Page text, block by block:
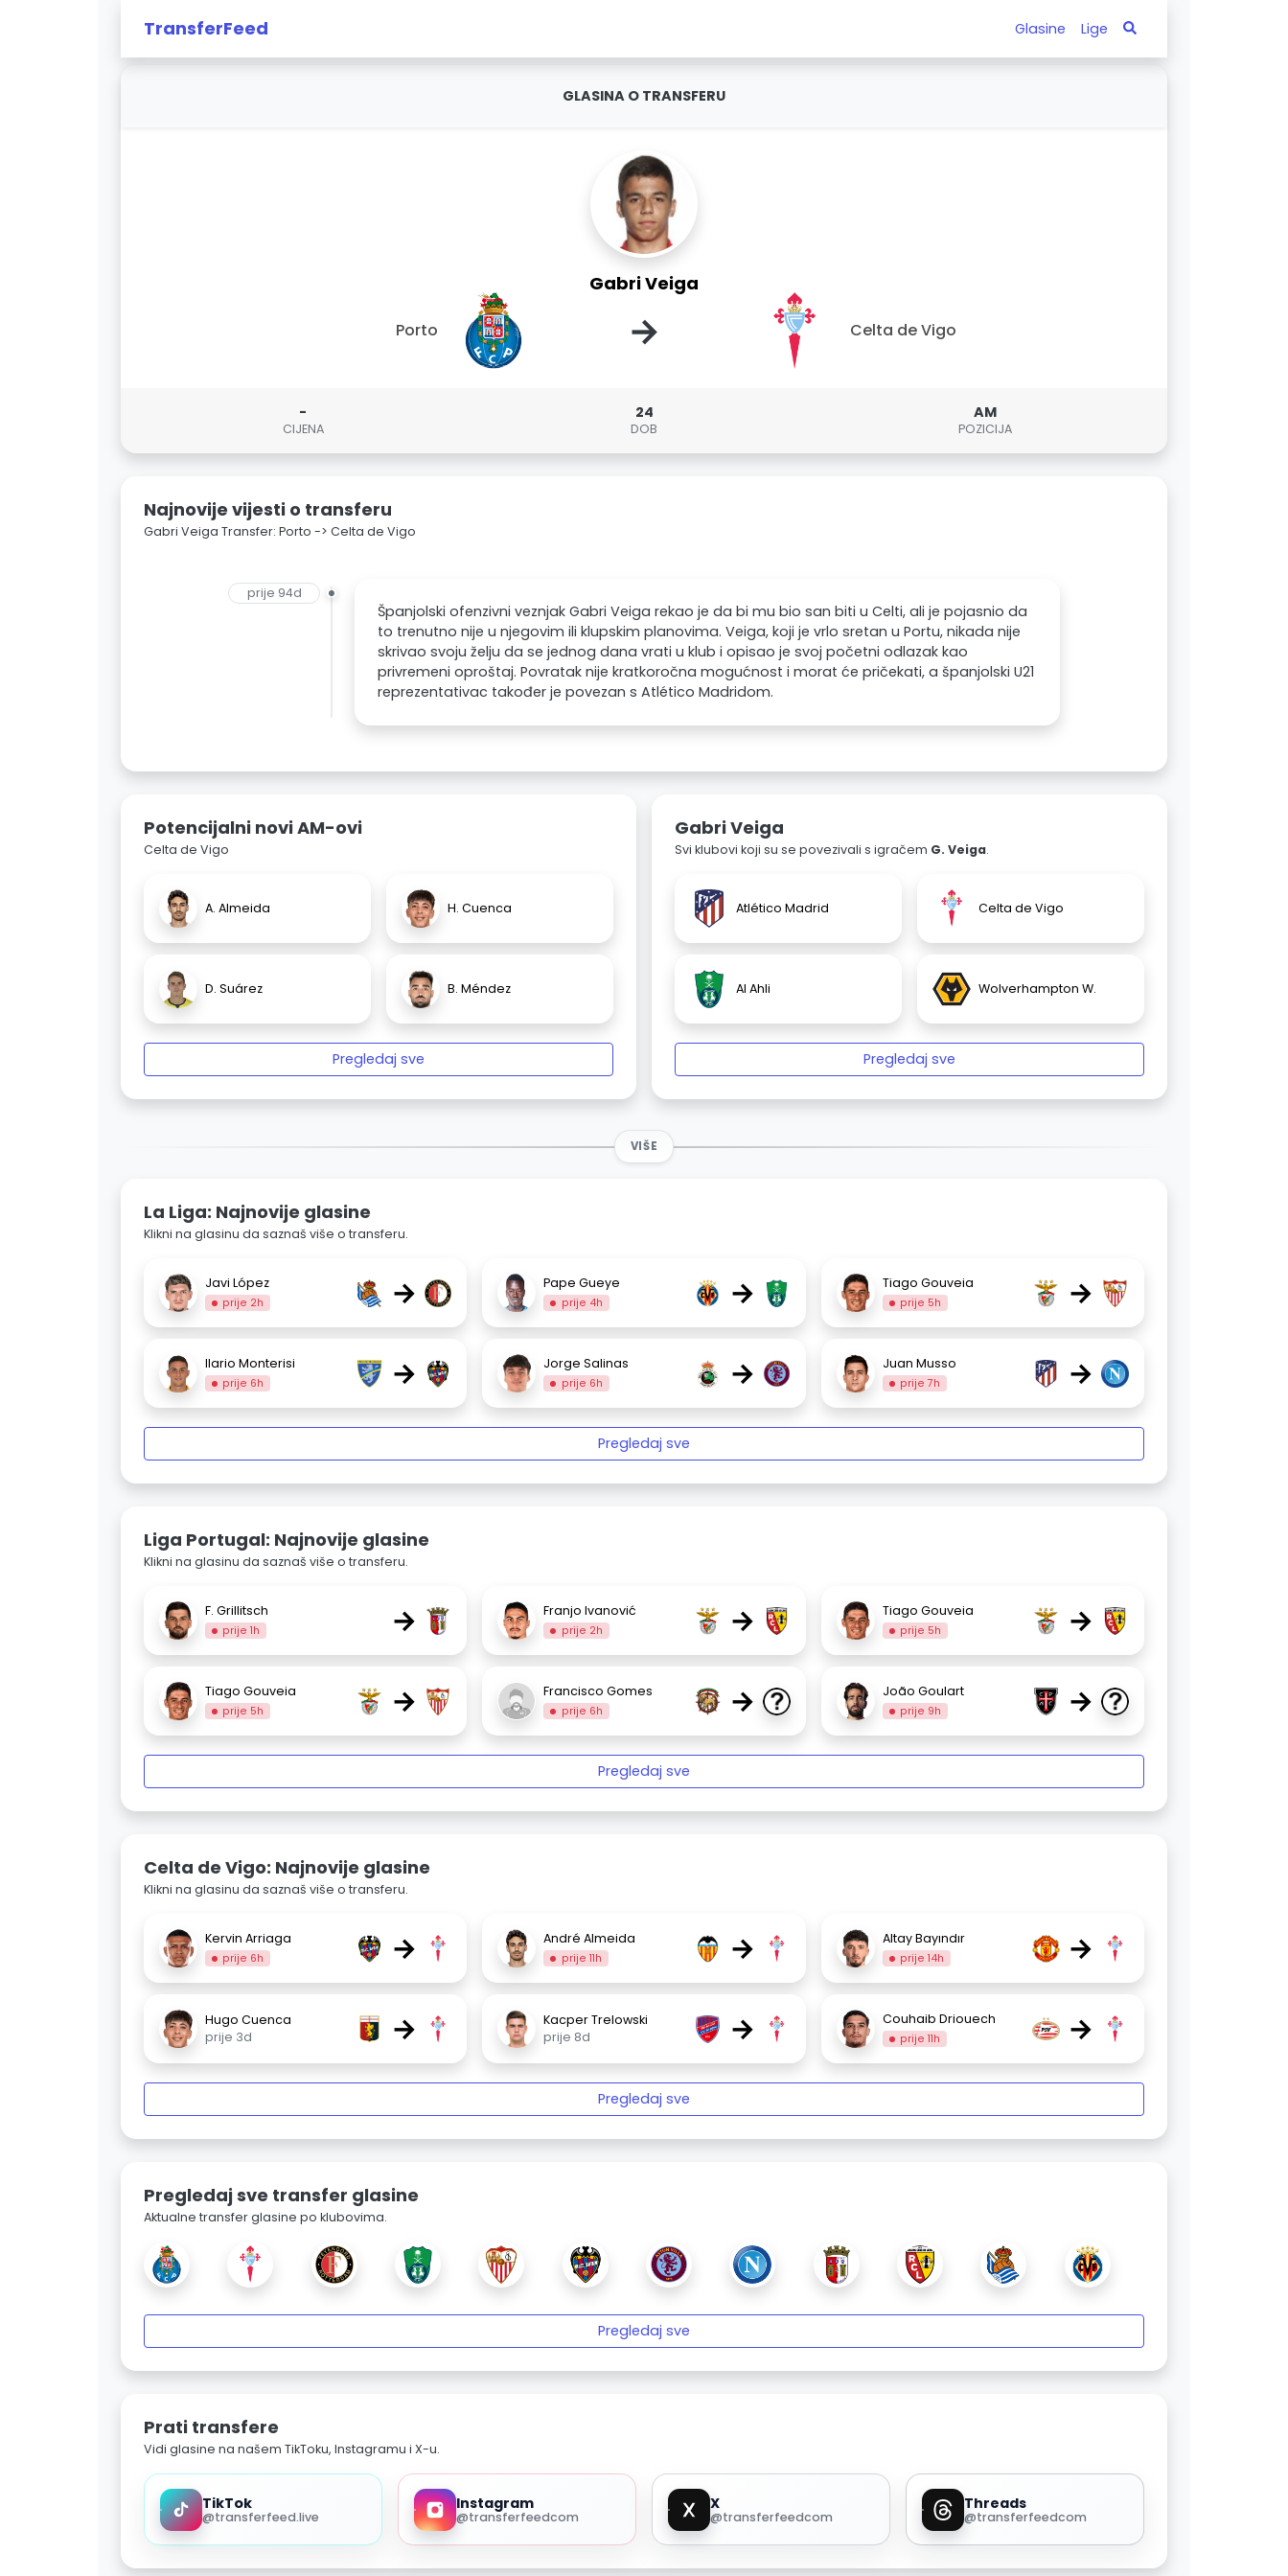
TransferFeed Glasine Lige
GLASINA O TRANSFERU
Gabri Veiga
Porto → Celta de Vigo
-
CIJENA
24
DOB
AM
POZICIJA
Najnovije vijesti o transferu
Gabri Veiga Transfer: Porto -> Celta de Vigo
prije 94d
Španjolski ofenzivni veznjak Gabri Veiga rekao je da bi mu bio san biti u Celti, ali je pojasnio da
to trenutno nije u njegovim ili klupskim planovima. Veiga, koji je vrlo sretan u Portu, nikada nije
skrivao svoju želju da se jednog dana vrati u klub i opisao je svoj početni odlazak kao
privremeni oproštaj. Povratak nije kratkoročna mogućnost i morat će pričekati, a španjolski U21
reprezentativac također je povezan s Atlético Madridom.
Potencijalni novi AM-ovi
Celta de Vigo
A. Almeida H. Cuenca
D. Suárez B. Méndez
Pregledaj sve
Gabri Veiga
Svi klubovi koji su se povezivali s igračem G. Veiga.
Atlético Madrid Celta de Vigo
Al Ahli Wolverhampton W.
Pregledaj sve
VIŠE
La Liga: Najnovije glasine
Klikni na glasinu da saznaš više o transferu.
Javi López
prije 2h → Pape Gueye
prije 4h → Tiago Gouveia
prije 5h →
Ilario Monterisi
prije 6h → Jorge Salinas
prije 6h → Juan Musso
prije 7h →
Pregledaj sve
Liga Portugal: Najnovije glasine
Klikni na glasinu da saznaš više o transferu.
F. Grillitsch
prije 1h → Franjo Ivanović
prije 2h → Tiago Gouveia
prije 5h →
Tiago Gouveia
prije 5h → Francisco Gomes
prije 6h → João Goulart
prije 9h →
Pregledaj sve
Celta de Vigo: Najnovije glasine
Klikni na glasinu da saznaš više o transferu.
Kervin Arriaga
prije 6h → André Almeida
prije 11h → Altay Bayındır
prije 14h →
Hugo Cuenca
prije 3d
→
Kacper Trelowski
prije 8d
→ Couhaib Driouech
prije 11h →
Pregledaj sve
Pregledaj sve transfer glasine
Aktualne transfer glasine po klubovima.
Pregledaj sve
Prati transfere
Vidi glasine na našem TikToku, Instagramu i X-u.
TikTok
@transferfeed.live
Instagram
@transferfeedcom
X
@transferfeedcom
Threads
@transferfeedcom